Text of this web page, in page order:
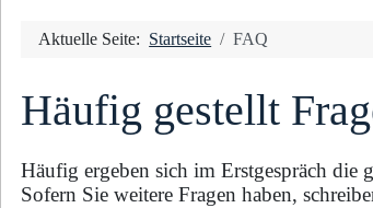
Aktuelle Seite: Startseite FAQ
Häufig gestellt
Häufig ergeben sich im Erstgespräch die
Sofern Sie weitere Fragen haben,